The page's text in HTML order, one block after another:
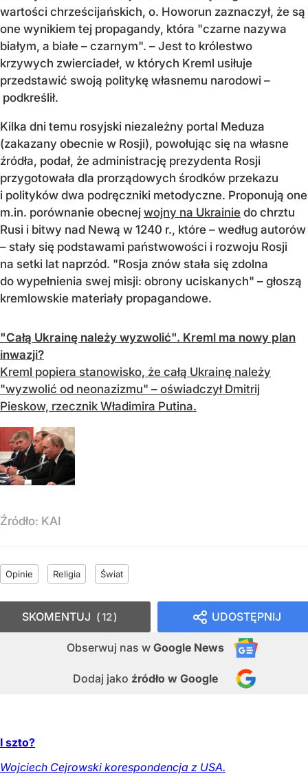
wartości chrześcijańskich, o. Howorun zaznaczył, że są
one wynikiem tej propagandy, która "czarne nazywa
białym, а białe – czarnym". – Jest to królestwo
krzywych zwierciadeł, w których Kreml usiłuje
przedstawić swoją politykę własnemu narodowi –
podkreślił.
Kilka dni temu rosyjski niezależny portal Meduza
(zakazany obecnie w Rosji), powołując się na własne
źródła, podał, że administrację prezydenta Rosji
przygotowała dla prorządowych środków przekazu
i polityków dwa podręczniki metodyczne. Proponują one
m.in. porównanie obecnej wojny na Ukrainie do chrztu
Rusi i bitwy nad Newą w 1240 r., które – według autorów
– stały się podstawami państwowości i rozwoju Rosji
na setki lat naprzód. "Rosja znów stała się zdolna
do wypełnienia swej misji: obrony uciskanych" – głoszą
kremlowskie materiały propagandowe.
"Całą Ukrainę należy wyzwolić". Kreml ma nowy plan
inwazji?
Kreml popiera stanowisko, że całą Ukrainę należy
"wyzwolić od neonazizmu" – oświadczył Dmitrij
Pieskow, rzecznik Władimira Putina.
Źródło: KAI
Opinie Religia Świat
UDOSTĘPNIJ
Obserwuj nas w Google News
Dodaj jako źródło w Google
SKOMENTUJ 12
I szto?
Wojciech Cejrowski korespondencja z USA.